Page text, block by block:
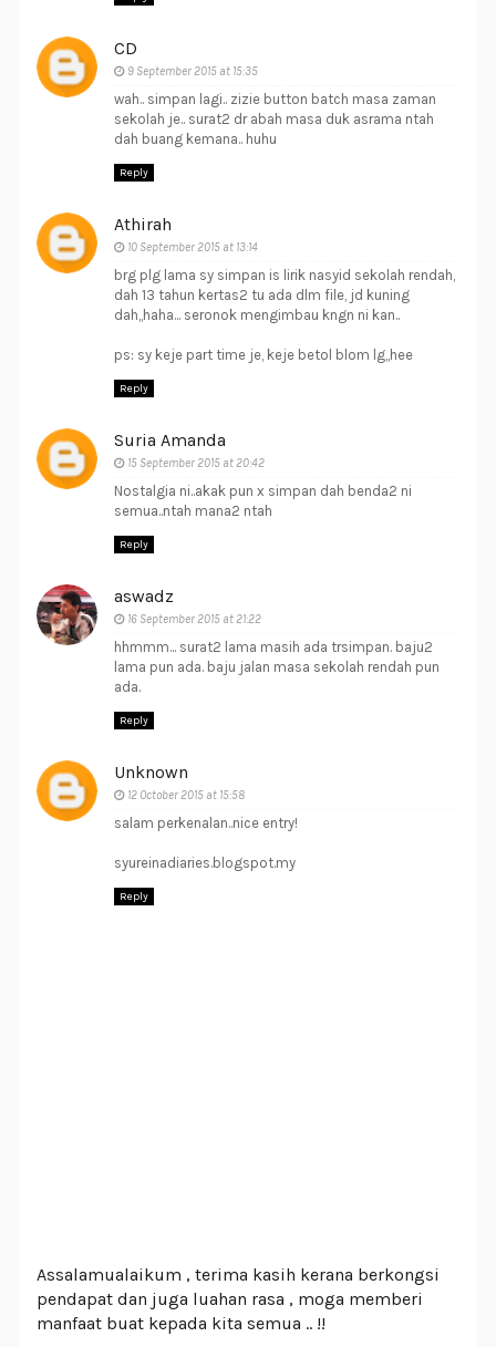
CD
9 September 2015 at 15:35
wah.. simpan lagi.. zizie button batch masa zaman
sekolah je.. surat2 dr abah masa duk asrama ntah
dah buang kemana.. huhu
Reply
Athirah
10 September 2015 at 13:14
brg plg lama sy simpan is lirik nasyid sekolah rendah,
dah 13 tahun kertas2 tu ada dlm file, jd kuning
dah,,haha... seronok mengimbau kngn ni kan..
ps: sy keje part time je, keje betol blom lg,,hee
Reply
Suria Amanda
15 September 2015 at 20:42
Nostalgia ni..akak pun x simpan dah benda2 ni
semua..ntah mana2 ntah
Reply
aswadz
16 September 2015 at 21:22
hhmmm... surat2 lama masih ada trsimpan. baju2
lama pun ada. baju jalan masa sekolah rendah pun
ada.
Reply
Unknown
12 October 2015 at 15:58
salam perkenalan..nice entry!
syureinadiaries.blogspot.my
Reply
Assalamualaikum , terima kasih kerana berkongsi
pendapat dan juga luahan rasa , moga memberi
manfaat buat kepada kita semua .. !!